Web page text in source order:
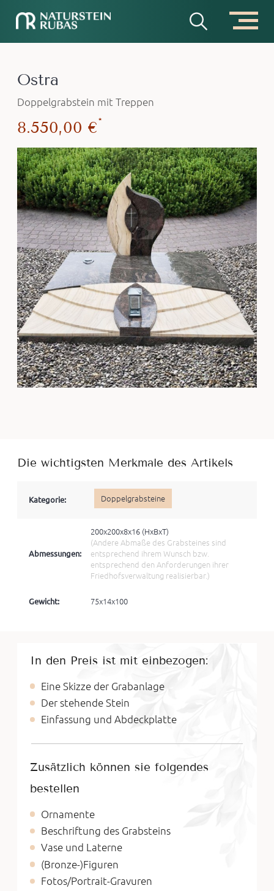
Ostra
Doppelgrabstein mit Treppen
8.550,00 €*
Die wichtigsten Merkmale des Artikels
Kategorie: Doppelgrabsteine
Abmessungen:
200x200x8x16 (HxBхT)
(Andere Abmaße des Grabsteines sind
entsprechend ihrem Wunsch bzw.
entsprechend den Anforderungen ihrer
Friedhofsverwaltung realisierbar.)
Gewicht: 75x14x100
In den Preis ist mit einbezogen:
Eine Skizze der Grabanlage
Der stehende Stein
Einfassung und Abdeckplatte
Zusätzlich können sie folgendes
bestellen
Ornamente
Beschriftung des Grabsteins
Vase und Laterne
(Bronze-)Figuren
Fotos/Portrait-Gravuren